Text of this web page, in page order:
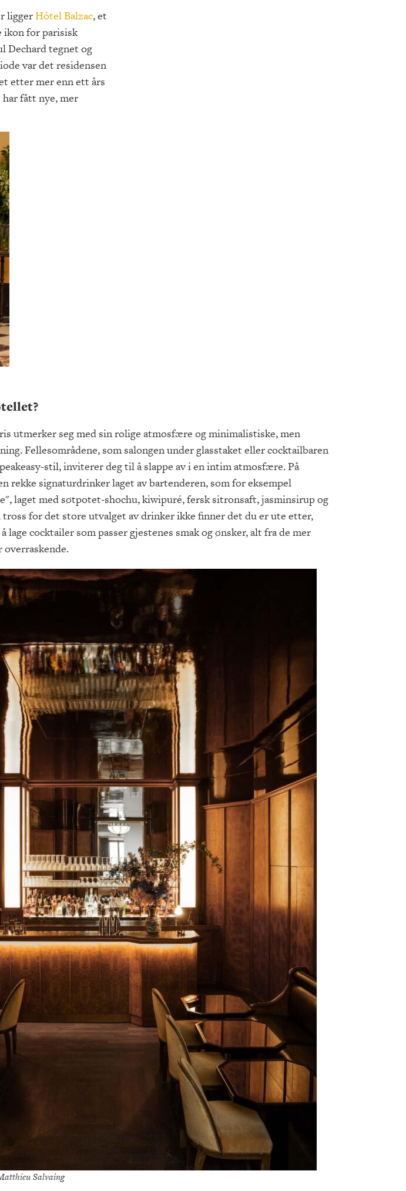
liggerHôtel Balzac, et
for parisisk
Dechard tegnet og
var det residensen
etter mer enn ett års
fått nye, mer
utmerker seg med sin rolige atmosfære og minimalistiske, men
Fellesområdene, som salongen under glasstaket eller cocktailbaren
stil, inviterer deg til å slappe av i en intim atmosfære. På
rekke signaturdrinker laget av bartenderen, som for eksempel
laget med søtpotet-shochu, kiwipuré, fersk sitronsaft, jasminsirup og
for det store utvalget av drinker ikke finner det du er ute etter,
lage cocktailer som passer gjestenes smak og ønsker, alt fra de mer
overraskende.
Salvaing